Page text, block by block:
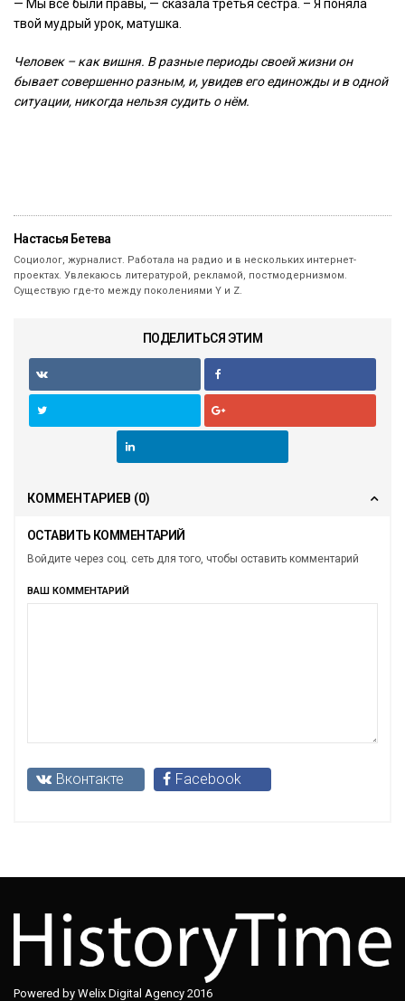
— Мы все были правы, — сказала третья сестра. – Я поняла
твой мудрый урок, матушка.
Человек – как вишня. В разные периоды своей жизни он
бывает совершенно разным, и, увидев его единожды и в одной
ситуации, никогда нельзя судить о нём.
Настасья Бетева
Социолог, журналист. Работала на радио и в нескольких интернет-
проектах. Увлекаюсь литературой, рекламой, постмодернизмом.
Существую где-то между поколениями Y и Z.
ПОДЕЛИТЬСЯ ЭТИМ
КОММЕНТАРИЕВ (0)
ОСТАВИТЬ КОММЕНТАРИЙ
Войдите через соц. сеть для того, чтобы оставить комментарий
ВАШ КОММЕНТАРИЙ
Вконтакте Facebook
Powered by Welix Digital Agency 2016